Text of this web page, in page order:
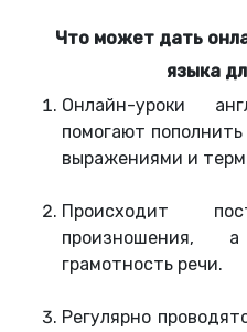
Что может дать
языка
Онлайн-уроки
помогают
выражениями и
Происходит
произношения,
грамотность речи.
Регулярно